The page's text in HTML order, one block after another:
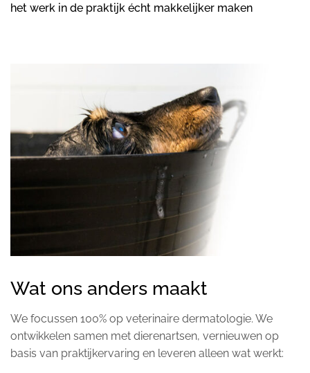
het werk in de praktijk écht makkelijker maken
Wat ons anders maakt
We focussen 100% op veterinaire dermatologie. We
ontwikkelen samen met dierenartsen, vernieuwen op
basis van praktijkervaring en leveren alleen wat werkt: